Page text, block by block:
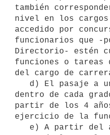
también
nivel en los cargos
accedido por
funcionarios que -
Directorio- estén
funciones o
del cargo de
dentro de cada
partir de los 4
ejercicio de la